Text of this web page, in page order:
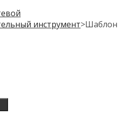
инструмент>Шаблон